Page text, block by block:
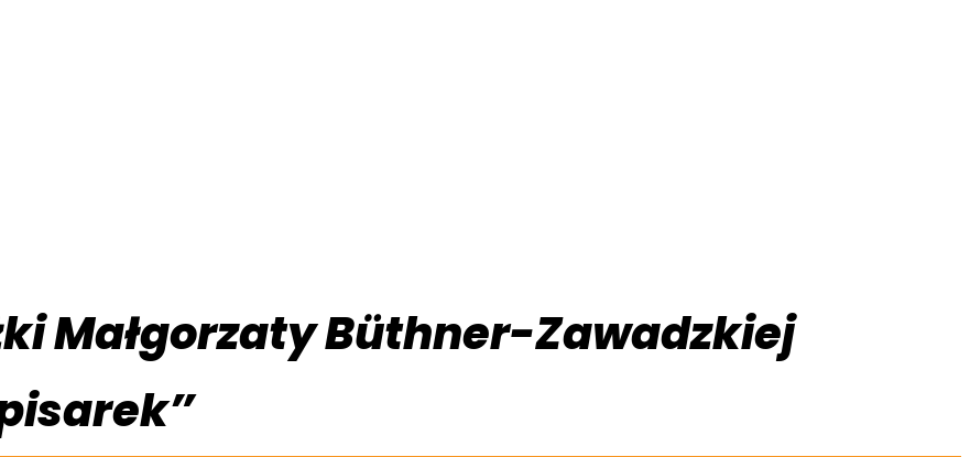
Małgorzaty Büthner-Zawadzkiej